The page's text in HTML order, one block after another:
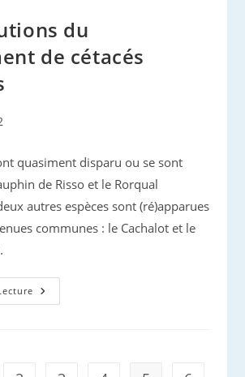
Disponibles
du
de cétacés
quasiment disparu ou se sont
de Risso et le Rorqual
autres espèces sont (ré)apparues
communes : le Cachalot et le
Les
Évolutions